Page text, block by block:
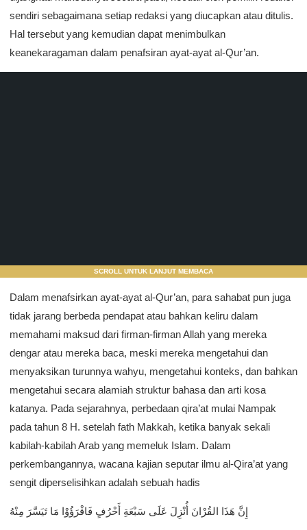
sendiri sebagaimana setiap redaksi yang diucapkan atau ditulis.
Hal tersebut yang kemudian dapat menimbulkan
keanekaragaman dalam penafsiran ayat-ayat al-Qur’an.
SCROLL UNTUK LANJUT MEMBACA
Dalam menafsirkan ayat-ayat al-Qur’an, para sahabat pun juga
tidak jarang berbeda pendapat atau bahkan keliru dalam
memahami maksud dari firman-firman Allah yang mereka
dengar atau mereka baca, meski mereka mengetahui dan
menyaksikan turunnya wahyu, mengetahui konteks, dan bahkan
mengetahui secara alamiah struktur bahasa dan arti kosa
katanya. Pada sejarahnya, perbedaan qira’at mulai Nampak
pada tahun 8 H. setelah fath Makkah, ketika banyak sekali
kabilah-kabilah Arab yang memeluk Islam. Dalam
perkembangannya, wacana kajian seputar ilmu al-Qira’at yang
sengit diperselisihkan adalah sebuah hadis
إِنَّ هَذَا القُرْانَ أُنْزِلَ عَلَى سَبْعَةِ أَحْرُفٍ فَاقْرَؤُوْا مَا تَيَسَّرَ مِنْهُ